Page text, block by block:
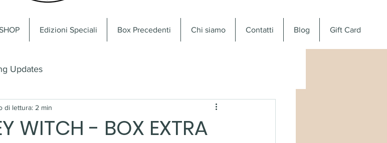
Edizioni Speciali Box Precedenti Chi siamo Contatti Blog Gift Card
Updates
WITCH - BOX EXTRA
di lettura: 2 min